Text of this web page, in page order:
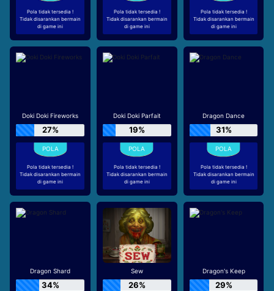
Pola tidak tersedia !
Tidak disarankan bermain
di game ini
Pola tidak tersedia !
Tidak disarankan bermain
di game ini
Pola tidak tersedia !
Tidak disarankan bermain
di game ini
Doki Doki Fireworks
27%
Pola tidak tersedia !
Tidak disarankan bermain
di game ini
Doki Doki Parfait
19%
Pola tidak tersedia !
Tidak disarankan bermain
di game ini
Dragon Dance
31%
Pola tidak tersedia !
Tidak disarankan bermain
di game ini
Dragon Shard
34%
Sew
26%
Dragon's Keep
29%